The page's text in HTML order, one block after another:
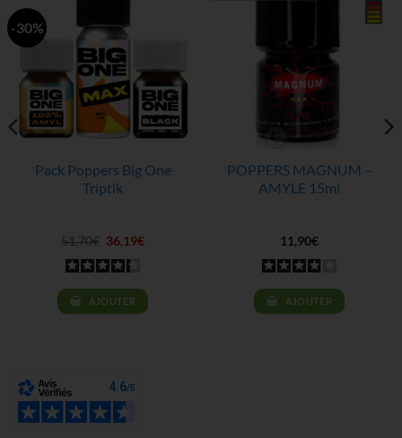
-30%
Pack Poppers Big One
Triptik
51,70€ Le
prix
initial
était :
51,70€.
36,19€Le
AJOUTER
POPPERS MAGNUM –
AMYLE 15ml
11,90€
AJOUTER